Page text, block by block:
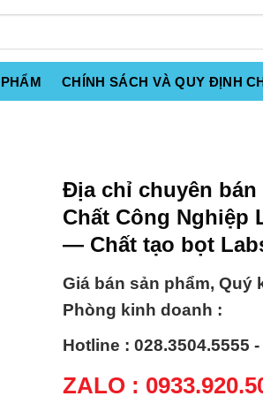
CHÍNH SÁCH VÀ QUY ĐỊNH
Địa chỉ chuyên
Chất Công Nghiệp
— Chất tạo bọt
Giá bán sản phẩm, Quý
Phòng kinh doanh :
Hotline : 028.3504.5555
ZALO :